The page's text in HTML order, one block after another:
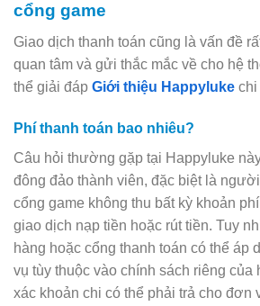
cổng game
Giao dịch thanh toán cũng là vấn đề
quan tâm và gửi thắc mắc về cho hệ
thể giải đáp Giới thiệu Happyluke chi
Phí thanh toán bao nhiêu?
Câu hỏi thường gặp tại Happyluke
đông đảo thành viên, đặc biệt là
cổng game không thu bất kỳ khoản
giao dịch nạp tiền hoặc rút tiền. Tuy
hàng hoặc cổng thanh toán có thể áp
vụ tùy thuộc vào chính sách riêng của
xác khoản chi có thể phải trả cho đơn